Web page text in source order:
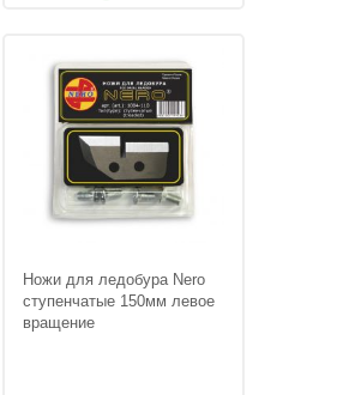
Ножи для ледобура Nero
ступенчатые 150мм левое
вращение